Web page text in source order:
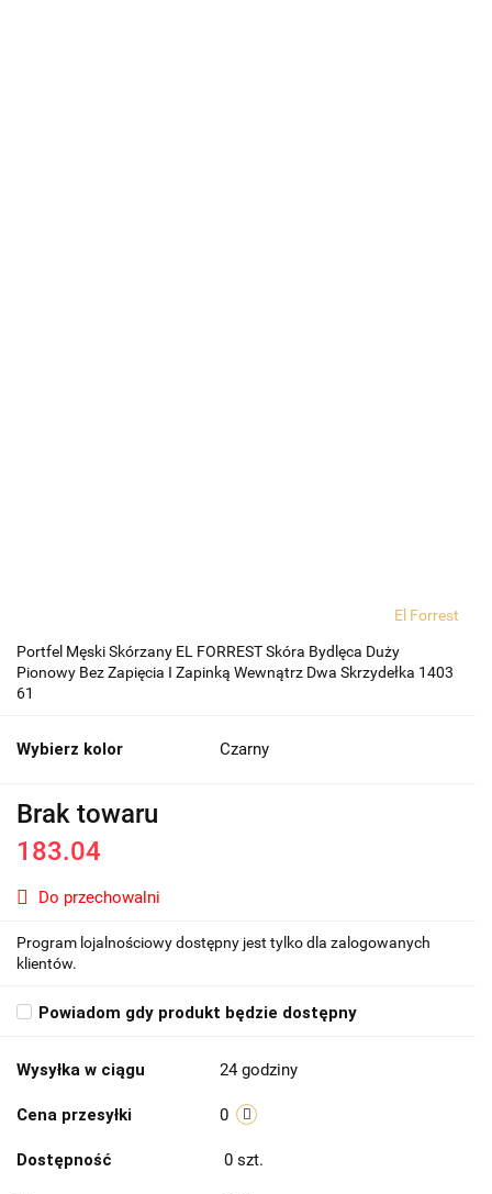
El Forrest
Portfel Męski Skórzany EL FORREST Skóra Bydlęca Duży
Pionowy Bez Zapięcia I Zapinką Wewnątrz Dwa Skrzydełka 1403
61
Wybierz kolor Czarny
Brak towaru
183.04
Do przechowalni
Program lojalnościowy dostępny jest tylko dla zalogowanych
klientów.
Powiadom gdy produkt będzie dostępny
Wysyłka w ciągu 24 godziny
Cena przesyłki 0
Dostępność 0 szt.